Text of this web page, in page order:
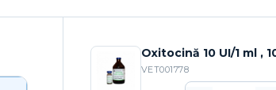
Oxitocină 10 UI/1 ml ,
VET001778